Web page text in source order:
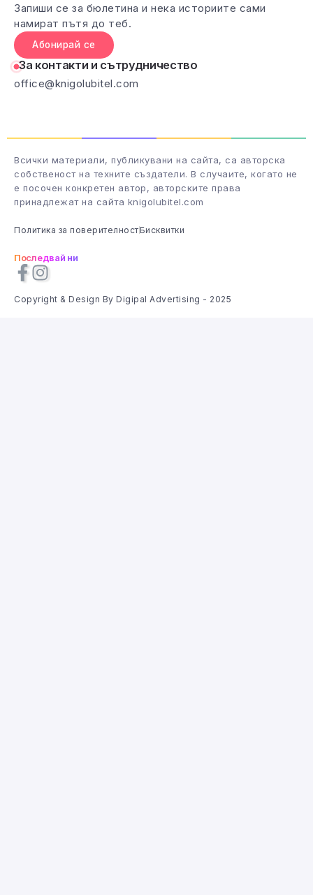
Запиши се за бюлетина и нека историите сами
намират пътя до теб.
Абонирай се
За контакти и сътрудничество
office@knigolubitel.com
Всички материали, публикувани на сайта, са авторска
собственост на техните създатели. В случаите, когато не
е посочен конкретен автор, авторските права
принадлежат на сайта knigolubitel.com
Политика за поверителност Бисквитки
Последвай ни
Copyright & Design By Digipal Advertising - 2025